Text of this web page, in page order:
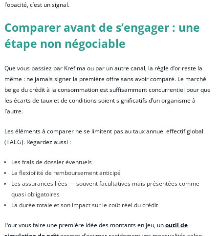
l’opacité, c’est un signal.
Comparer avant de s’engager : une
étape non négociable
Que vous passiez par Krefima ou par un autre canal, la règle d’or reste la
même : ne jamais signer la première offre sans avoir comparé. Le marché
belge du crédit à la consommation est suffisamment concurrentiel pour que
les écarts de taux et de conditions soient significatifs d’un organisme à
l’autre.
Les éléments à comparer ne se limitent pas au taux annuel effectif global
(TAEG). Regardez aussi :
Les frais de dossier éventuels
La flexibilité de remboursement anticipé
Les assurances liées — souvent facultatives mais présentées comme
quasi obligatoires
La durée totale et son impact sur le coût réel du crédit
Pour vous faire une première idée des montants en jeu, unoutil de